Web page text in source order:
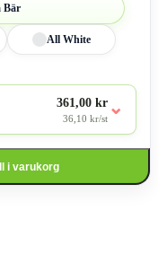
Bär
All White
361,00 kr
36,10 kr/st ⌄
i varukorg